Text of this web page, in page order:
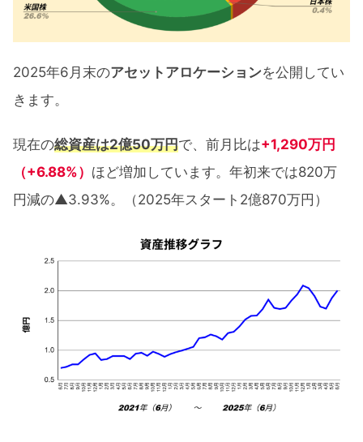
2025年6月末のアセットアロケーションを公開してい
きます。
現在の総資産は2億50万円で、前月比は+1,290万円
（+6.88%） ほど増加しています。年初来では820万
円減の▲3.93%。（2025年スタート2億870万円）